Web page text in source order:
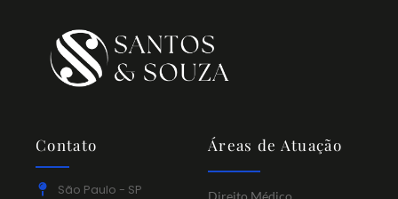
Contato
São Paulo - SP
Áreas de Atuação
Direito Médico